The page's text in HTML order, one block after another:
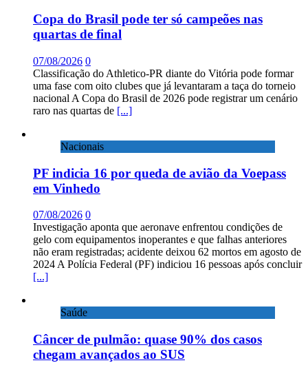
Copa do Brasil pode ter só campeões nas
quartas de final
07/08/2026 0
Classificação do Athletico-PR diante do Vitória pode formar
uma fase com oito clubes que já levantaram a taça do torneio
nacional A Copa do Brasil de 2026 pode registrar um cenário
raro nas quartas de [...]
Nacionais
PF indicia 16 por queda de avião da Voepass
em Vinhedo
07/08/2026 0
Investigação aponta que aeronave enfrentou condições de
gelo com equipamentos inoperantes e que falhas anteriores
não eram registradas; acidente deixou 62 mortos em agosto de
2024 A Polícia Federal (PF) indiciou 16 pessoas após concluir
[...]
Saúde
Câncer de pulmão: quase 90% dos casos
chegam avançados ao SUS